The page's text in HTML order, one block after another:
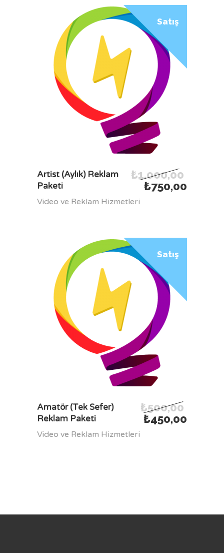
Satış
SEPETE EKLE
Artist (Aylık) Reklam
Paketi
₺1.000,00
₺750,00
Video ve Reklam Hizmetleri
Satış
SEPETE EKLE
Amatör (Tek Sefer)
Reklam Paketi
₺500,00
₺450,00
Video ve Reklam Hizmetleri